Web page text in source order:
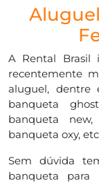
A Rental Brasil
recentemente
aluguel, dentre
banqueta
banqueta
banqueta oxy,
Sem dúvida
banqueta para